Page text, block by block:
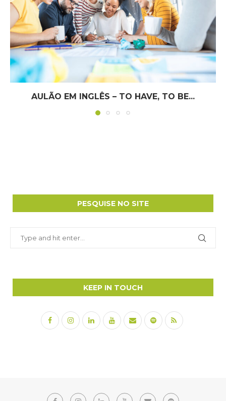
AULÃO EM INGLÊS – TO HAVE, TO BE...
PESQUISE NO SITE
KEEP IN TOUCH